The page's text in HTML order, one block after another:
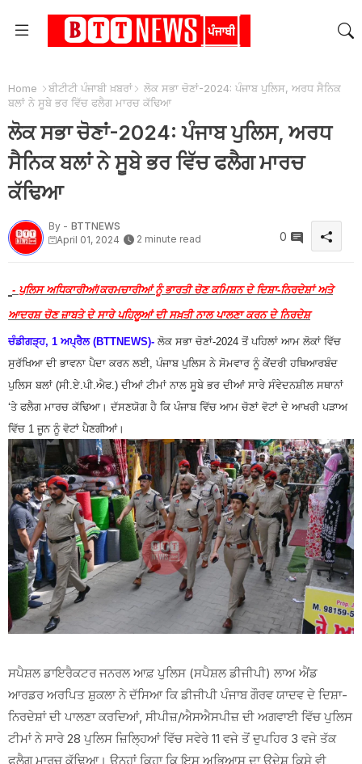
Home ਬੀਟੀਟੀ ਪੰਜਾਬੀ ਖ਼ਬਰਾਂ
ਲੋਕ ਸਭਾ ਚੋਣਾਂ-2024: ਪੰਜਾਬ ਪੁਲਿਸ, ਅਰਧ ਸੈਨਿਕ
ਬਲਾਂ ਨੇ ਸੂਬੇ ਭਰ ਵਿੱਚ ਫਲੈਗ ਮਾਰਚ ਕੱਢਿਆ
ਲੋਕ ਸਭਾ ਚੋਣਾਂ-2024: ਪੰਜਾਬ ਪੁਲਿਸ, ਅਰਧ
ਸੈਨਿਕ ਬਲਾਂ ਨੇ ਸੂਬੇ ਭਰ ਵਿੱਚ ਫਲੈਗ ਮਾਰਚ
ਕੱਢਿਆ
By - BTTNEWS
April 01, 2024
2 minute read 0
- ਪੁਲਿਸ ਅਧਿਕਾਰੀਆਂ/ਕਰਮਚਾਰੀਆਂ ਨੂੰ ਭਾਰਤੀ ਚੋਣ ਕਮਿਸ਼ਨ ਦੇ ਦਿਸ਼ਾ-ਨਿਰਦੇਸ਼ਾਂ ਅਤੇ
ਆਦਰਸ਼ ਚੋਣ ਜ਼ਾਬਤੇ ਦੇ ਸਾਰੇ ਪਹਿਲੂਆਂ ਦੀ ਸਖ਼ਤੀ ਨਾਲ ਪਾਲਣਾ ਕਰਨ ਦੇ ਨਿਰਦੇਸ਼
ਚੰਡੀਗੜ੍ਹ, 1 ਅਪ੍ਰੈਲ (BTTNEWS)- ਲੋਕ ਸਭਾ ਚੋਣਾਂ-2024 ਤੋਂ ਪਹਿਲਾਂ ਆਮ ਲੋਕਾਂ ਵਿੱਚ
ਸੁਰੱਖਿਆ ਦੀ ਭਾਵਨਾ ਪੈਦਾ ਕਰਨ ਲਈ, ਪੰਜਾਬ ਪੁਲਿਸ ਨੇ ਸੋਮਵਾਰ ਨੂੰ ਕੇਂਦਰੀ ਹਥਿਆਰਬੰਦ
ਪੁਲਿਸ ਬਲਾਂ (ਸੀ.ਏ.ਪੀ.ਐਫ.) ਦੀਆਂ ਟੀਮਾਂ ਨਾਲ ਸੂਬੇ ਭਰ ਦੀਆਂ ਸਾਰੇ ਸੰਵੇਦਨਸ਼ੀਲ ਸਥਾਨਾਂ
‘ਤੇ ਫਲੈਗ ਮਾਰਚ ਕੱਢਿਆ। ਦੱਸਣਯੋਗ ਹੈ ਕਿ ਪੰਜਾਬ ਵਿੱਚ ਆਮ ਚੋਣਾਂ ਵੋਟਾਂ ਦੇ ਆਖਰੀ ਪੜਾਅ
ਵਿੱਚ 1 ਜੂਨ ਨੂੰ ਵੋਟਾਂ ਪੈਣਗੀਆਂ।
ਸਪੈਸ਼ਲ ਡਾਇਰੈਕਟਰ ਜਨਰਲ ਆਫ਼ ਪੁਲਿਸ (ਸਪੈਸ਼ਲ ਡੀਜੀਪੀ) ਲਾਅ ਐਂਡ
ਆਰਡਰ ਅਰਪਿਤ ਸ਼ੁਕਲਾ ਨੇ ਦੱਸਿਆ ਕਿ ਡੀਜੀਪੀ ਪੰਜਾਬ ਗੌਰਵ ਯਾਦਵ ਦੇ ਦਿਸ਼ਾ-
ਨਿਰਦੇਸ਼ਾਂ ਦੀ ਪਾਲਣਾ ਕਰਦਿਆਂ, ਸੀਪੀਜ਼/ਐਸਐਸਪੀਜ਼ ਦੀ ਅਗਵਾਈ ਵਿੱਚ ਪੁਲਿਸ
ਟੀਮਾਂ ਨੇ ਸਾਰੇ 28 ਪੁਲਿਸ ਜ਼ਿਲ੍ਹਿਆਂ ਵਿੱਚ ਸਵੇਰੇ 11 ਵਜੇ ਤੋਂ ਦੁਪਹਿਰ 3 ਵਜੇ ਤੱਕ
ਫਲੈਗ ਮਾਰਚ ਕੱਢਿਆ। ਉਨ੍ਹਾਂ ਕਿਹਾ ਕਿ ਇਸ ਅਭਿਆਸ ਦਾ ਉਦੇਸ਼ ਕਿਸੇ ਵੀ